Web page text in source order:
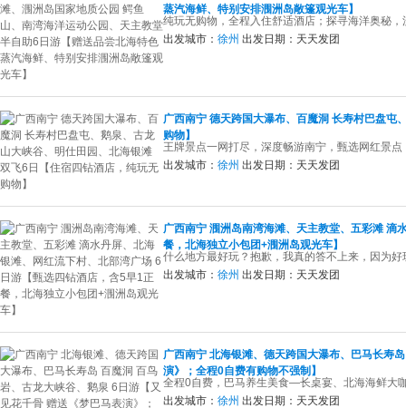
蒸汽海鲜、特别安排涠洲岛敞篷观光车】
纯玩无购物，全程入住舒适酒店；探寻海洋奥秘，
出发城市： 徐州 出发日期： 天天发团
广西南宁 德天跨国大瀑布、百魔洞 长寿村巴盘屯
购物】
王牌景点一网打尽，深度畅游南宁，甄选网红景点
出发城市： 徐州 出发日期： 天天发团
广西南宁 涠洲岛南湾海滩、天主教堂、五彩滩 滴
餐，北海独立小包团+涠洲岛观光车】
什么地方最好玩？抱歉，我真的答不上来，因为好
出发城市： 徐州 出发日期： 天天发团
广西南宁 北海银滩、德天跨国大瀑布、巴马长寿
演》；全程0自费有购物不强制】
全程0自费，巴马养生美食—长桌宴、北海海鲜大
出发城市： 徐州 出发日期： 天天发团